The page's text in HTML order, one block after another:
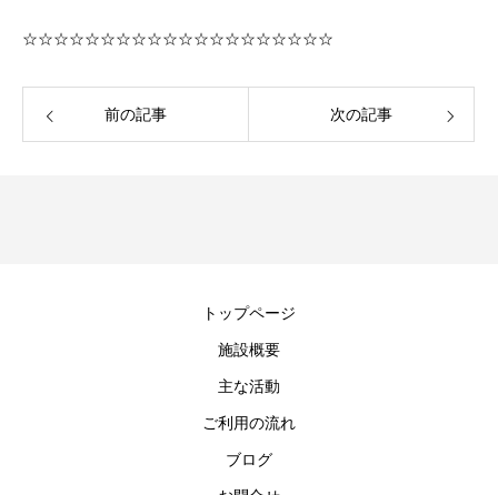
☆☆☆☆☆☆☆☆☆☆☆☆☆☆☆☆☆☆☆☆
前の記事 次の記事
トップページ
施設概要
主な活動
ご利用の流れ
ブログ